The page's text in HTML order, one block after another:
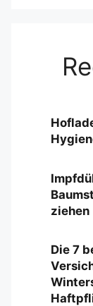
ziehen
Die 7